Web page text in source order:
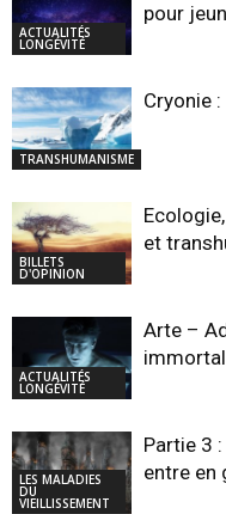
ACTUALITÉS
LONGÉVITÉ
pour
TRANSHUMANISME
Cryonie
BILLETS
D'OPINION
et
ACTUALITÉS
LONGÉVITÉ
Arte –
LES MALADIES
DU
VIEILLISSEMENT
Partie 3
entre en